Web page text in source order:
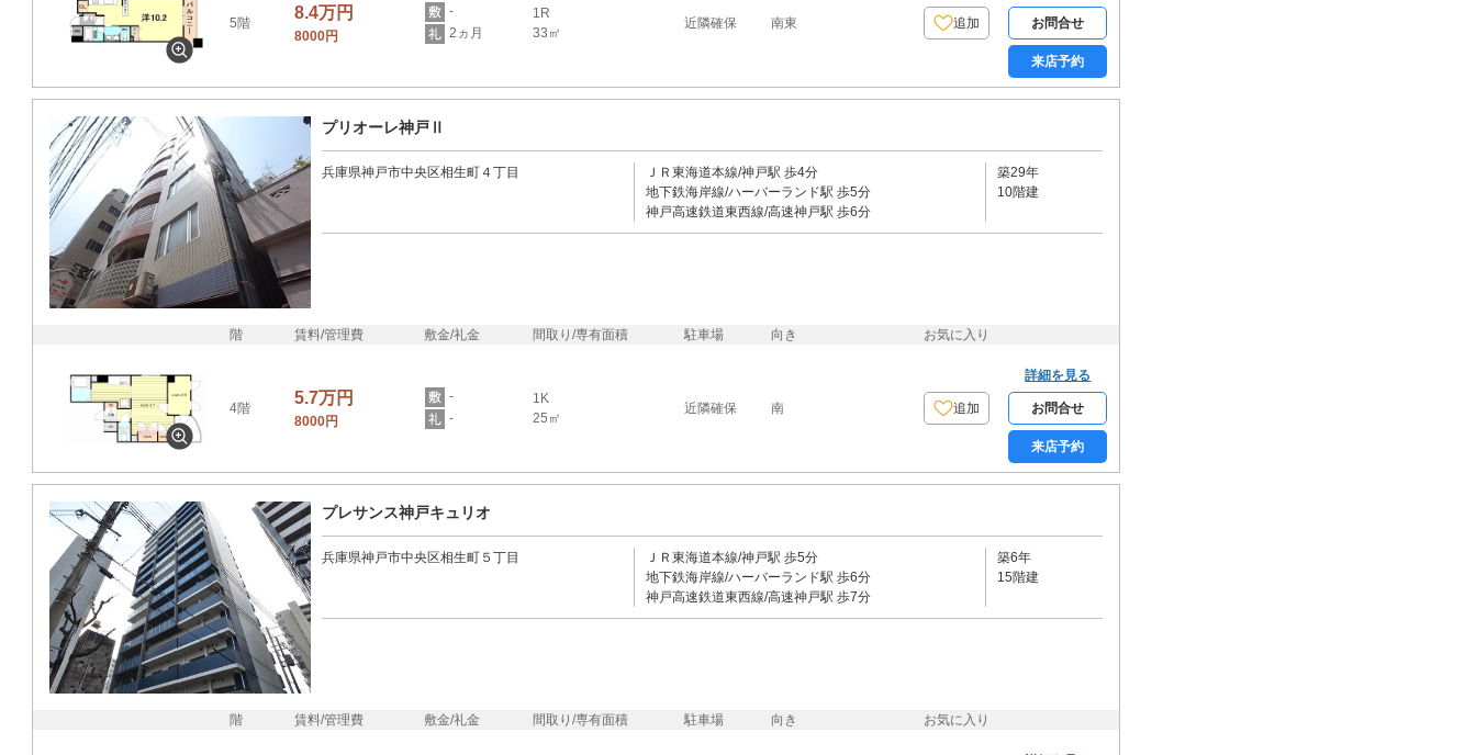
5階
8.4万円
8000円
-
2ヵ月
1R
33㎡
近隣確保 南東 追加 お問合せ
来店予約
プリオーレ神戸Ⅱ
兵庫県神戸市中央区相生町４丁目
ＪＲ東海道本線/神戸駅 歩4分
地下鉄海岸線/ハーバーランド駅 歩5分
神戸高速鉄道東西線/高速神戸駅 歩6分
築29年
10階建
階 賃料/管理費 敷金/礼金 間取り/専有面積 駐車場 向き お気に入り
4階
5.7万円
8000円
-
-
1K
25㎡
近隣確保 南 追加
詳細を見る
お問合せ
来店予約
プレサンス神戸キュリオ
兵庫県神戸市中央区相生町５丁目
ＪＲ東海道本線/神戸駅 歩5分
地下鉄海岸線/ハーバーランド駅 歩6分
神戸高速鉄道東西線/高速神戸駅 歩7分
築6年
15階建
階 賃料/管理費 敷金/礼金 間取り/専有面積 駐車場 向き お気に入り